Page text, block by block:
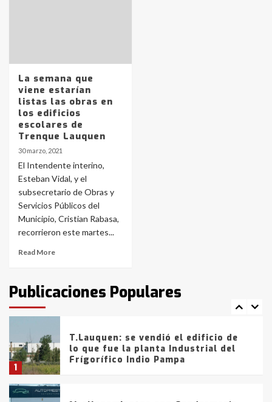
La semana que
viene estarían
listas las obras en
los edificios
escolares de
Trenque Lauquen
30 marzo, 2021
El Intendente interino,
Esteban Vidal, y el
subsecretario de Obras y
Servicios Públicos del
Municipio, Cristian Rabasa,
recorrieron este martes...
Read More
Publicaciones Populares
4
joven de Trenque Lauquen
5
Los precios de los combustibles en
6
La Bolsa de Cereales de Bahía
Blanca anticipa que Agosto vendrá
con lluvias y heladas, en gran parte
de la provincia
fueron detenidos por
comercialización de drogas en la
tarde del sábado
1
T.Lauquen: se vendió el edificio de
lo que fue la planta Industrial del
Frígorífico Indio Pampa